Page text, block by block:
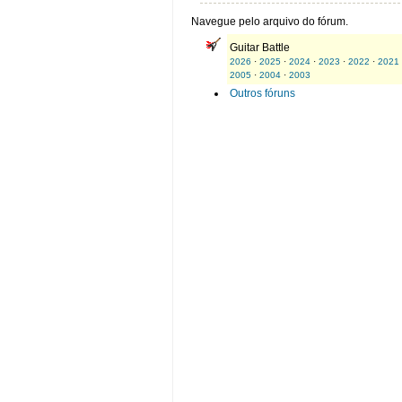
Navegue pelo arquivo do fórum.
Guitar Battle
2026 · 2025 · 2024 · 2023 · 2022 · 2021
2005 · 2004 · 2003
Outros fóruns